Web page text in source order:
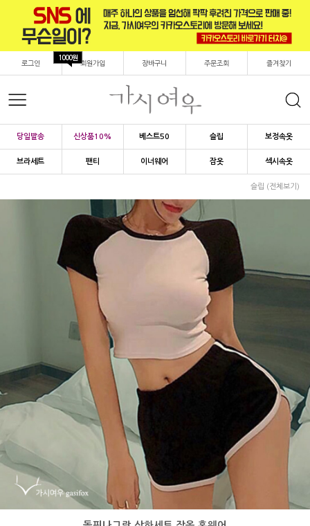
로그인 회원가입
1000원
장바구니 주문조회 즐겨찾기
당일발송 신상품10% 베스트50 슬립 보정속옷
브라세트 팬티 이너웨어 잠옷 섹시속옷
슬립 (전체보기)